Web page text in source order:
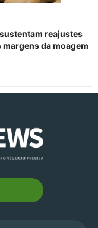
reajustes
da moagem